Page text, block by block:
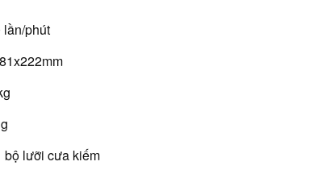
lần/phút
lưỡi cưa kiếm